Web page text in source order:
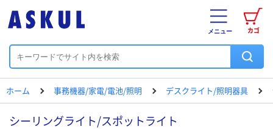
カゴ
メニュー
ホーム 事務機器/家電/電池/照明 デスクライト/照明器具
シーリングライト/スポットライト